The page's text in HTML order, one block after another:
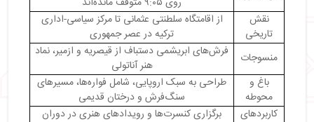
نقش
تاریخی
از اقامتگاه سلطنتی عثمانی تا مرکز سیاسی-اداری
ترکیه در عصر جمهوری
منسوجات
فرش‌های ابریشمی دستباف از قیصریه و ازمیر، نماد
هنر آناتولی
باغ و
محوطه
طراحی به سبک اروپایی، شامل فواره‌ها، مسیرهای
سنگ‌فرش و درختان قدیمی
کاربردهای
برگزاری کنسرت‌ها و رویدادهای هنری در دوران